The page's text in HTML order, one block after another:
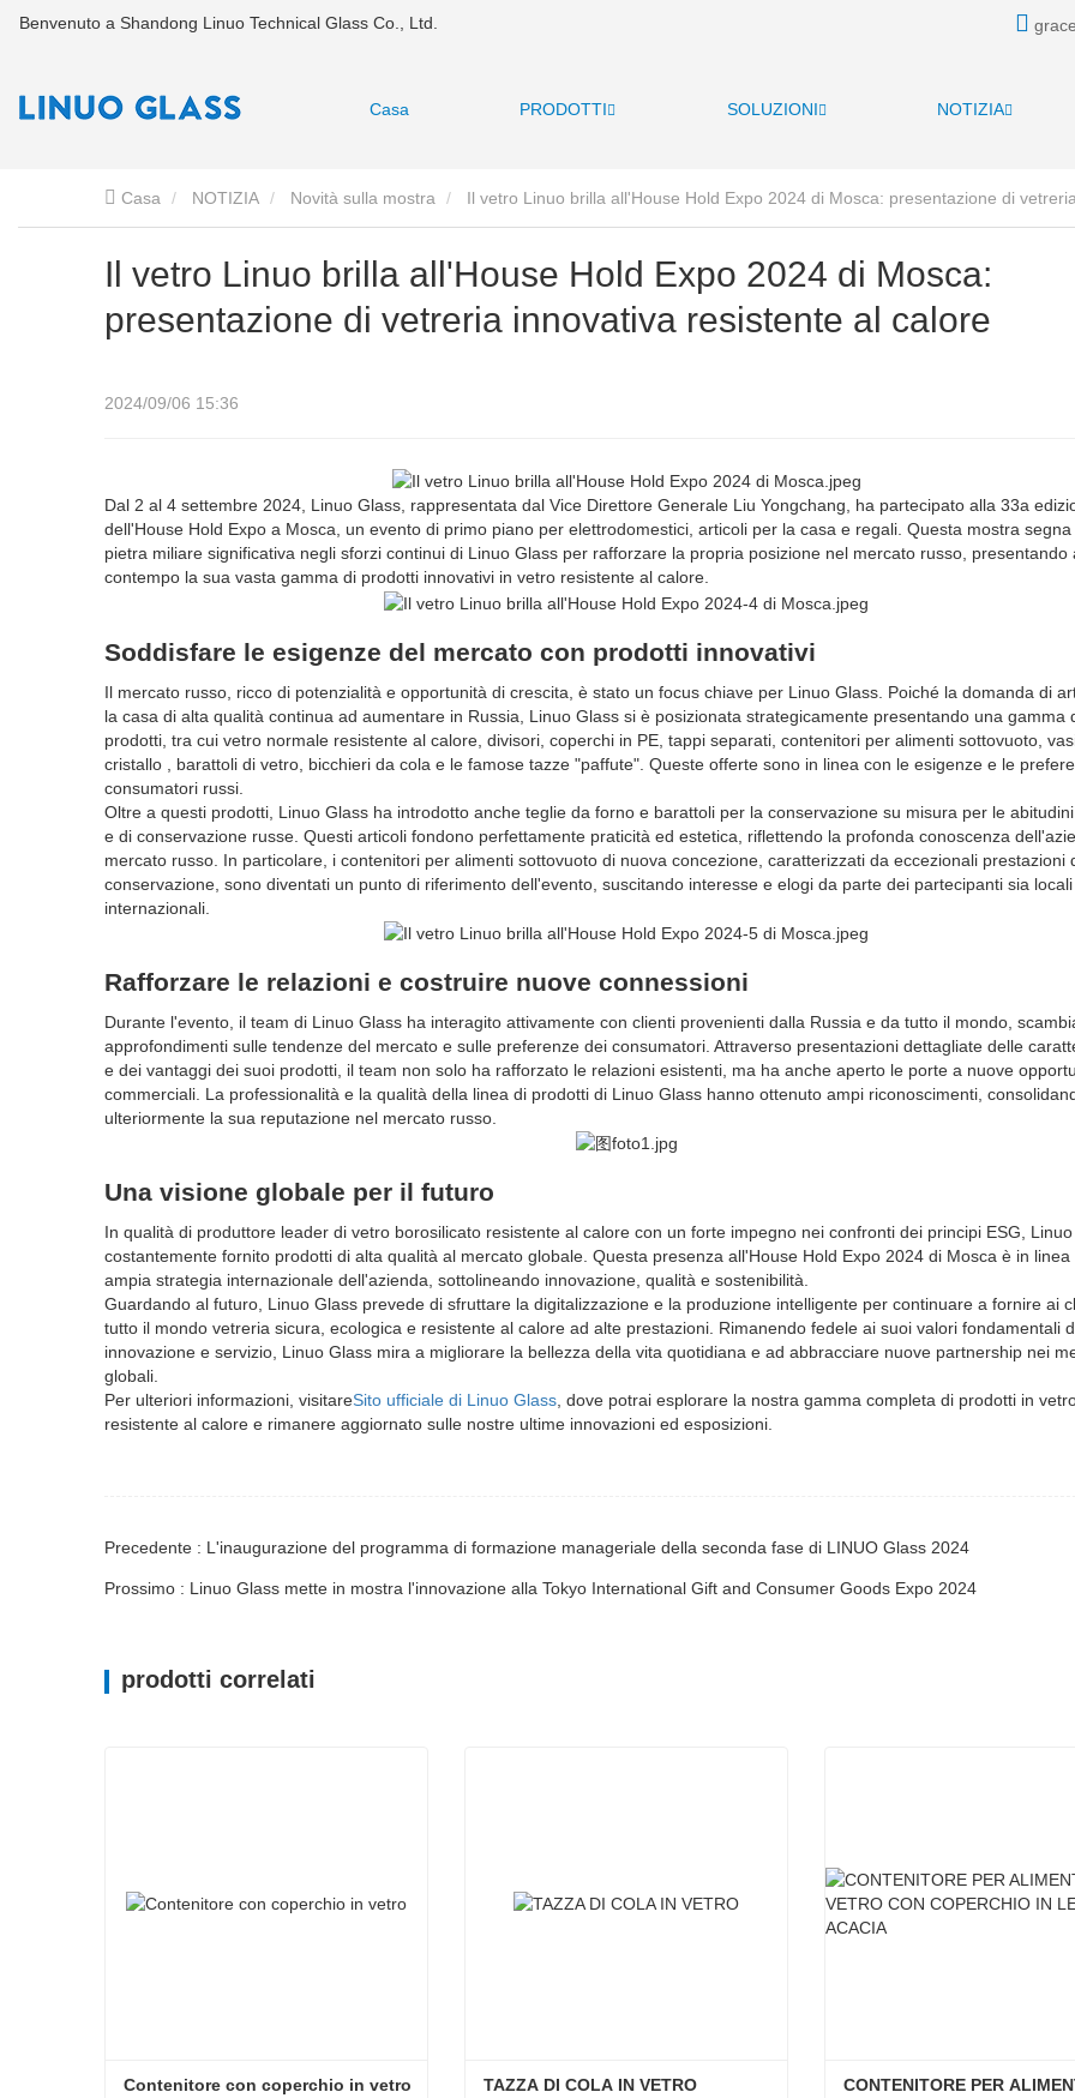
Benvenuto a Shandong Linuo Technical Glass Co., Ltd.
Casa PRODOTTI SOLUZIONI NOTIZIA
Casa NOTIZIA Novità sulla mostra Il vetro Linuo brilla all'House Hold Expo 2024 di Mosca: presentazione di
Il vetro Linuo brilla all'House Hold Expo 2024 di Mosca:
presentazione di vetreria innovativa resistente al calore
2024/09/06 15:36
Dal 2 al 4 settembre 2024, Linuo Glass, rappresentata dal Vice Direttore Generale Liu Yongchang, ha partecipato alla 33a
dell'House Hold Expo a Mosca, un evento di primo piano per elettrodomestici, articoli per la casa e regali. Questa mostra
pietra miliare significativa negli sforzi continui di Linuo Glass per rafforzare la propria posizione nel mercato russo, presentando
contempo la sua vasta gamma di prodotti innovativi in ​​vetro resistente al calore.
Soddisfare le esigenze del mercato con prodotti innovativi
Il mercato russo, ricco di potenzialità e opportunità di crescita, è stato un focus chiave per Linuo Glass. Poiché la domanda di
la casa di alta qualità continua ad aumentare in Russia, Linuo Glass si è posizionata strategicamente presentando una gamma
prodotti, tra cui vetro normale resistente al calore, divisori, coperchi in PE, tappi separati, contenitori per alimenti sottovuoto,
cristallo , barattoli di vetro, bicchieri da cola e le famose tazze "paffute". Queste offerte sono in linea con le esigenze e le
consumatori russi.
Oltre a questi prodotti, Linuo Glass ha introdotto anche teglie da forno e barattoli per la conservazione su misura per le
e di conservazione russe. Questi articoli fondono perfettamente praticità ed estetica, riflettendo la profonda conoscenza
mercato russo. In particolare, i contenitori per alimenti sottovuoto di nuova concezione, caratterizzati da eccezionali prestazioni
conservazione, sono diventati un punto di riferimento dell'evento, suscitando interesse e elogi da parte dei partecipanti sia
internazionali.
Rafforzare le relazioni e costruire nuove connessioni
Durante l'evento, il team di Linuo Glass ha interagito attivamente con clienti provenienti dalla Russia e da tutto il mondo,
approfondimenti sulle tendenze del mercato e sulle preferenze dei consumatori. Attraverso presentazioni dettagliate delle
e dei vantaggi dei suoi prodotti, il team non solo ha rafforzato le relazioni esistenti, ma ha anche aperto le porte a nuove
commerciali. La professionalità e la qualità della linea di prodotti di Linuo Glass hanno ottenuto ampi riconoscimenti,
ulteriormente la sua reputazione nel mercato russo.
Una visione globale per il futuro
In qualità di produttore leader di vetro borosilicato resistente al calore con un forte impegno nei confronti dei principi ESG,
costantemente fornito prodotti di alta qualità al mercato globale. Questa presenza all'House Hold Expo 2024 di Mosca è in linea
ampia strategia internazionale dell'azienda, sottolineando innovazione, qualità e sostenibilità.
Guardando al futuro, Linuo Glass prevede di sfruttare la digitalizzazione e la produzione intelligente per continuare a fornire ai
tutto il mondo vetreria sicura, ecologica e resistente al calore ad alte prestazioni. Rimanendo fedele ai suoi valori fondamentali
innovazione e servizio, Linuo Glass mira a migliorare la bellezza della vita quotidiana e ad abbracciare nuove partnership nei
globali.
Per ulteriori informazioni, visitareSito ufficiale di Linuo Glass, dove potrai esplorare la nostra gamma completa di prodotti in
resistente al calore e rimanere aggiornato sulle nostre ultime innovazioni ed esposizioni.
Precedente : L'inaugurazione del programma di formazione manageriale della seconda fase di LINUO Glass 2024
Prossimo : Linuo Glass mette in mostra l'innovazione alla Tokyo International Gift and Consumer Goods Expo 2024
prodotti correlati
Contenitore con coperchio in vetro TAZZA DI COLA IN VETRO
CONTENITORE PER